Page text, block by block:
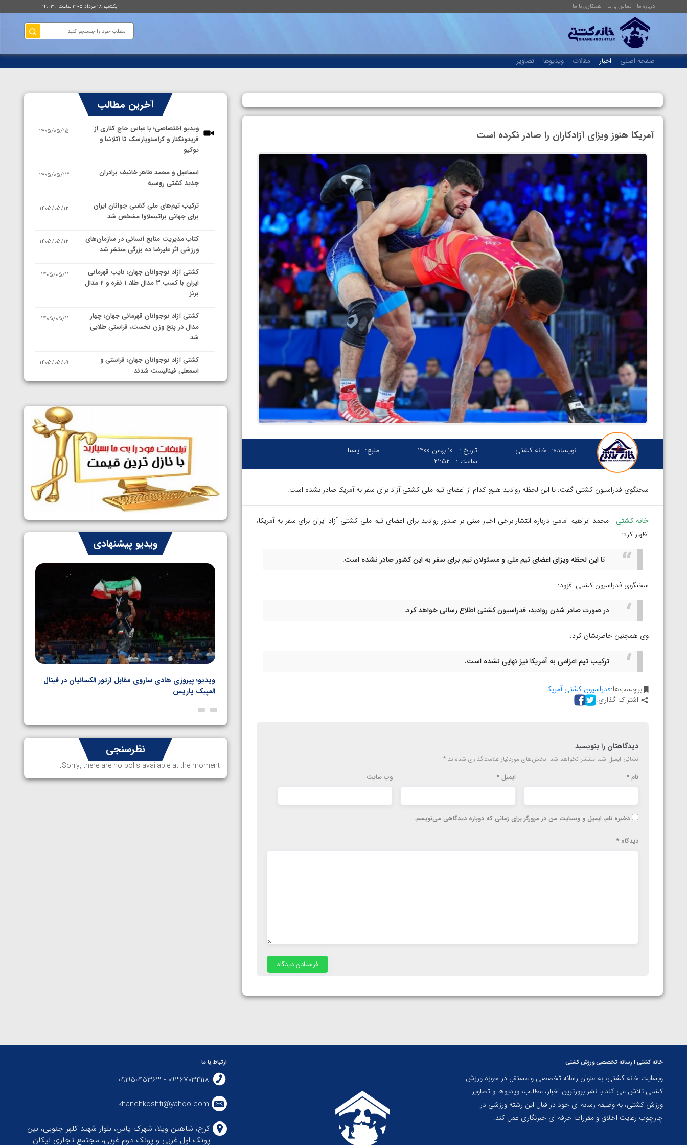
درباره ما تماس با ما همکاری با ما یکشنبه ۱۸ مرداد ۱۴۰۵ ساعت : ۱۴:۰۳
صفحه اصلی اخبار مقالات ویدیوها تصاویر
آمریکا هنوز ویزای آزادکاران را صادر نکرده است
نویسنده: خانه کشتی تاریخ :
10 بهمن 1400
ساعت :
۲۱:۵۲
منبع: ایسنا
سخنگوی فدراسیون کشتی گفت: تا این لحظه روادید هیچ کدام از اعضای تیم ملی کشتی آزاد برای سفر به آمریکا صادر نشده است.
خانه کشتی– محمد ابراهیم امامی درباره انتشار برخی اخبار مبنی بر صدور روادید برای اعضای تیم ملی کشتی آزاد ایران برای سفر به آمریکا،
اظهار کرد:
تا این لحظه ویزای اعضای تیم ملی و مسئولان تیم برای سفر به این کشور صادر نشده است.
سخنگوی فدراسیون کشتی افزود:
در صورت صادر شدن روادید، فدراسیون کشتی اطلاع رسانی خواهد کرد.
وی همچنین خاطرنشان کرد:
ترکیب تیم اعزامی به آمریکا نیز نهایی نشده است.
برچسب‌ها:فدراسیون کشتی آمریکا
اشتراک گذاری:
دیدگاهتان را بنویسید
نشانی ایمیل شما منتشر نخواهد شد. بخش‌های موردنیاز علامت‌گذاری شده‌اند *
نام * ایمیل* وب‌ سایت
ذخیره نام، ایمیل و وبسایت من در مرورگر برای زمانی که دوباره دیدگاهی می‌نویسم.
دیدگاه *
آخرین مطالب
ویدیو اختصاصی؛ با عباس حاج کناری از
فریدونکنار و کراسنویارسک تا آتلانتا و
توکیو
1405/05/15
اسماعیل و محمد طاهر خانیف برادران
جدید کشتی روسیه
1405/05/13
ترکیب تیم‌های ملی کشتی جوانان ایران
برای جهانی براتیسلاوا مشخص شد
1405/05/12
کتاب مدیریت منابع انسانی در سازمان‌های
ورزشی اثر علیرضا ده بزرگی منتشر شد
1405/05/12
کشتی آزاد نوجوانان جهان؛ نایب قهرمانی
ایران با کسب ۳ مدال طلا، ۱ نقره و ۲ مدال
برنز
1405/05/11
کشتی آزاد نوجوانان قهرمانی جهان؛ چهار
مدال در پنج وزن نخست، فراستی طلایی
شد
1405/05/11
کشتی آزاد نوجوانان جهان؛ فراستی و
اسمعلی فینالیست شدند
1405/05/09
نمایندگان ایران مشخص شدند
سوم برای ایران
1405/05/07
ایران چشم به راه چهار مدال در پنج وزن
دوم کشتی فرنگی نوجوانان جهان
1405/05/06
ویدیو پیشنهادی
ارمنستان
ویدیو؛ پیروزی هادی ساروی مقابل آرتور الکسانیان در فینال
المپیک پاریس
نظرسنجی
Sorry, there are no polls available at the moment.
خانه کشتی | رسانه تخصصی ورزش کشتی
وبسایت خانه کشتی، به عنوان رسانه تخصصی و مستقل در حوزه ورزش
کشتی تلاش می کند با نشر بروزترین اخبار، مطالب، ویدیوها و تصاویر
ورزش کشتی، به وظیفه رسانه ای خود در قبال این رشته ورزشی در
چارچوب رعایت اخلاق و مقررات حرفه ای خبرنگاری عمل کند.
ارتباط با ما
09367034118 - 09195045363
khanehkoshti@yahoo.com
کرج، شاهین ویلا، شهرک یاس، بلوار شهید کلهر جنوبی، بین
پونک اول غربی و پونک دوم غربی، مجتمع تجاری نیکان -